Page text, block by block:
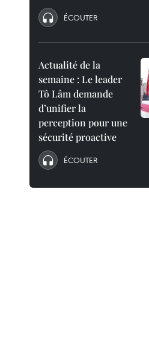
ÉCOUTER
Actualité de la
semaine : Le leader
Tô Lâm demande
d’unifier la
perception pour une
sécurité proactive
ÉCOUTER